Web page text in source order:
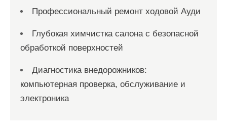
Профессиональный ремонт ходовой Ауди
Глубокая химчистка салона с безопасной
обработкой поверхностей
Диагностика внедорожников:
компьютерная проверка, обслуживание и
электроника